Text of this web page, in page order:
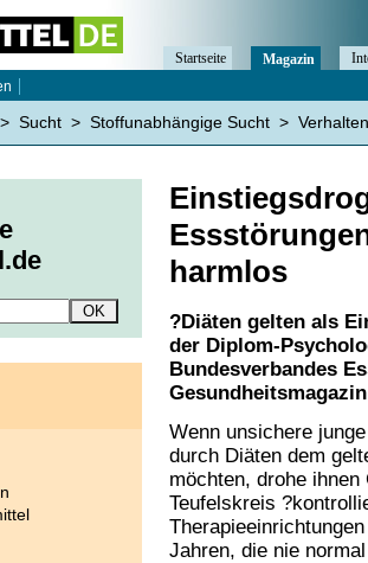
harmlos
?Diäten gelten als
der Diplom-
Bundesverbandes
Wenn unsichere
durch Diäten dem
möchten, drohe
Teufelskreis
Jahren, die nie
Startseite Magazin
> Sucht > Stoffunabhängige Sucht >